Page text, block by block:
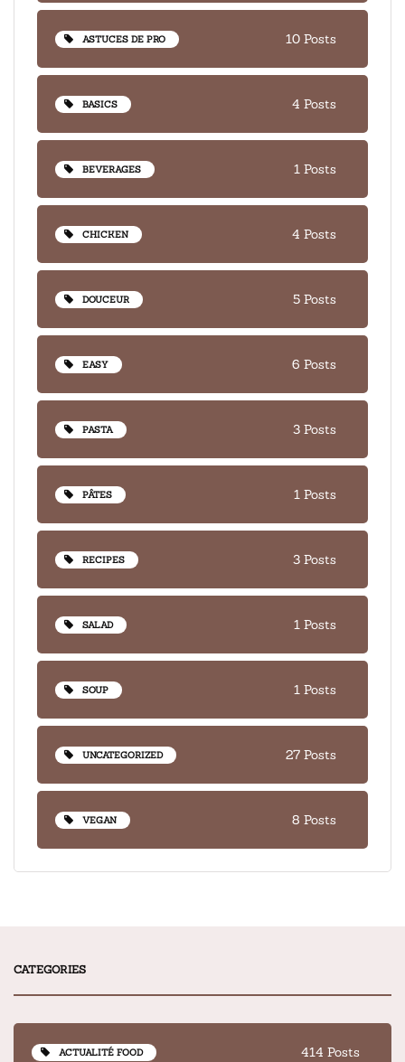
ASTUCES DE PRO 10 Posts
BASICS 4 Posts
BEVERAGES 1 Posts
CHICKEN 4 Posts
DOUCEUR 5 Posts
EASY 6 Posts
PASTA 3 Posts
PÂTES 1 Posts
RECIPES 3 Posts
SALAD 1 Posts
SOUP 1 Posts
UNCATEGORIZED 27 Posts
VEGAN 8 Posts
CATEGORIES
ACTUALITÉ FOOD 414 Posts